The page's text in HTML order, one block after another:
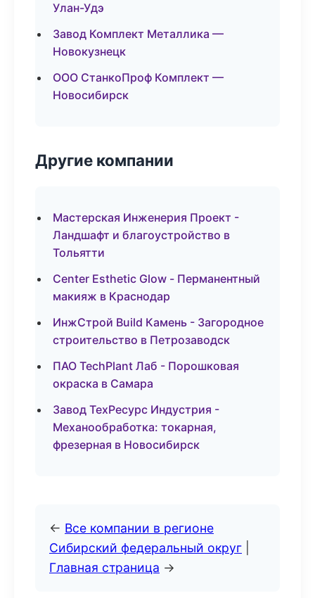
Улан-Удэ
Завод Комплект Металлика —
Новокузнецк
ООО СтанкоПроф Комплект —
Новосибирск
Другие компании
Мастерская Инженерия Проект -
Ландшафт и благоустройство в
Тольятти
Center Esthetic Glow - Перманентный
макияж в Краснодар
ИнжСтрой Build Камень - Загородное
строительство в Петрозаводск
ПАО TechPlant Лаб - Порошковая
окраска в Самара
Завод ТехРесурс Индустрия -
Механообработка: токарная,
фрезерная в Новосибирск
← Все компании в регионе
Сибирский федеральный округ
Главная страница →